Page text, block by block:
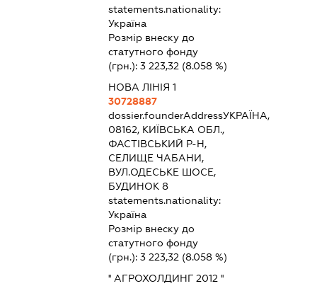
statements.nationality:
Україна
Розмір внеску до
статутного фонду
(грн.):3 223,32 (8.058 %)
НОВА ЛІНІЯ 1
30728887
dossier.founderAddressУКРАЇНА,
08162, КИЇВСЬКА ОБЛ.,
ФАСТІВСЬКИЙ Р-Н,
СЕЛИЩЕ ЧАБАНИ,
ВУЛ.ОДЕСЬКЕ ШОСЕ,
БУДИНОК 8
statements.nationality:
Україна
Розмір внеску до
статутного фонду
(грн.):3 223,32 (8.058 %)
'' АГРОХОЛДИНГ 2012 ''